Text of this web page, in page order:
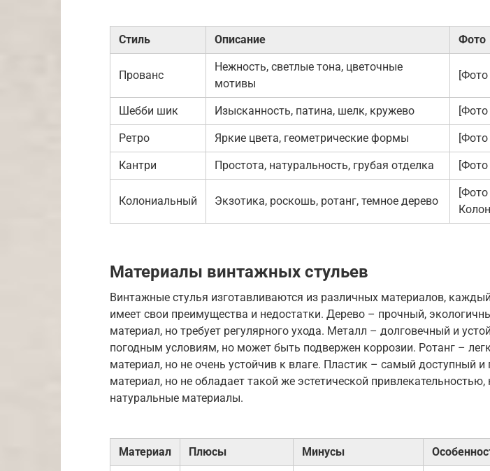
Стиль Описание Фото
Прованс
Нежность, светлые тона, цветочные
мотивы
Шебби шик Изысканность, патина, шелк, кружево
Ретро Яркие цвета, геометрические формы [Фото
Кантри Простота, натуральность, грубая отделка [Фото
Колониальный Экзотика, роскошь, ротанг, темное дерево
[Фото
Материалы винтажных стульев
Винтажные стулья изготавливаются из различных материалов,
имеет свои преимущества и недостатки. Дерево – прочный,
материал, но требует регулярного ухода. Металл – долговечный и
погодным условиям, но может быть подвержен коррозии. Ротанг –
материал, но не очень устойчив к влаге. Пластик – самый доступный и
материал, но не обладает такой же эстетической привлекательностью,
натуральные материалы.
Материал Плюсы Минусы